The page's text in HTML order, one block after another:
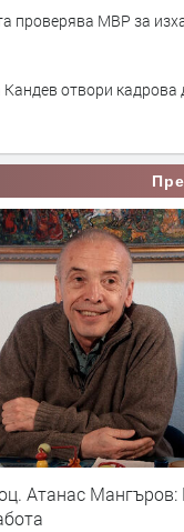
проверява МВР за
отвори кадрова
Атанас